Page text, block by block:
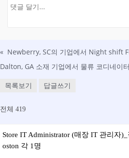
«
목록보기 답글쓰기
전체 419
Store IT Administrator (매장 IT 관리자)_
oston 각 1명